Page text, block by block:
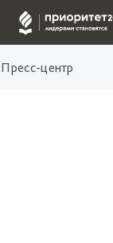
Пресс-центр